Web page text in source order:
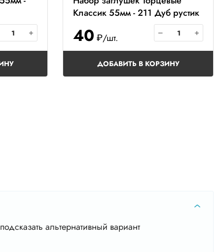
Классик 55мм - 211 Дуб рустик
40 ₽/шт.
ДОБАВИТЬ В КОРЗИНУ
альтернативный вариант